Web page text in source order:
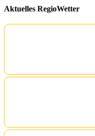
Aktuelles RegioWetter